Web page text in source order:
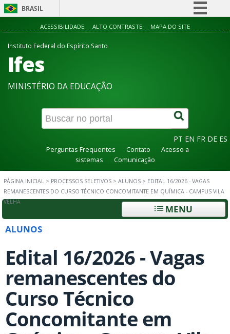
BRASIL
Simplifique!
Canais
ACESSIBILIDADE ALTO CONTRASTE MAPA DO SITE
Instituto Federal do Espírito Santo
Ifes
MINISTÉRIO DA EDUCAÇÃO
PT EN FR DE ES
Perguntas Frequentes Contato
Acesso a
sistemas
Comunicação
PÁGINA INICIAL > PROCESSOS SELETIVOS > ALUNOS > EDITAL 16/2026 - VAGAS
REMANESCENTES DO CURSO TÉCNICO CONCOMITANTE EM QUÍMICA - CAMPUS VILA
VELHA
MENU
ALUNOS
Edital 16/2026 - Vagas
remanescentes do
Curso Técnico
Concomitante em